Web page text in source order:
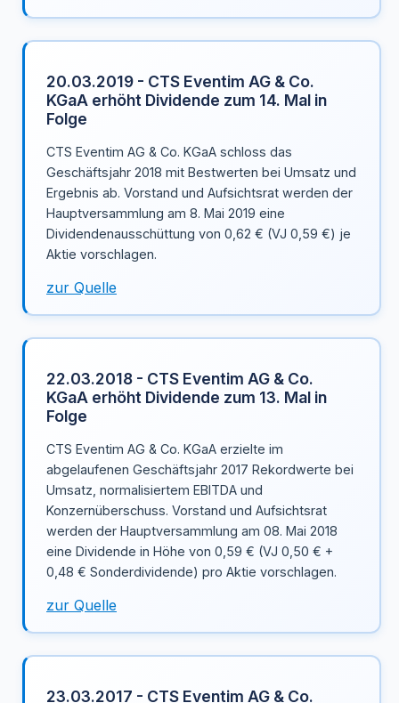
20.03.2019 - CTS Eventim AG & Co.
KGaA erhöht Dividende zum 14. Mal in
Folge
CTS Eventim AG & Co. KGaA schloss das
Geschäftsjahr 2018 mit Bestwerten bei Umsatz und
Ergebnis ab. Vorstand und Aufsichtsrat werden der
Hauptversammlung am 8. Mai 2019 eine
Dividendenausschüttung von 0,62 € (VJ 0,59 €) je
Aktie vorschlagen.
zur Quelle
22.03.2018 - CTS Eventim AG & Co.
KGaA erhöht Dividende zum 13. Mal in
Folge
CTS Eventim AG & Co. KGaA erzielte im
abgelaufenen Geschäftsjahr 2017 Rekordwerte bei
Umsatz, normalisiertem EBITDA und
Konzernüberschuss. Vorstand und Aufsichtsrat
werden der Hauptversammlung am 08. Mai 2018
eine Dividende in Höhe von 0,59 € (VJ 0,50 € +
0,48 € Sonderdividende) pro Aktie vorschlagen.
zur Quelle
23.03.2017 - CTS Eventim AG & Co.